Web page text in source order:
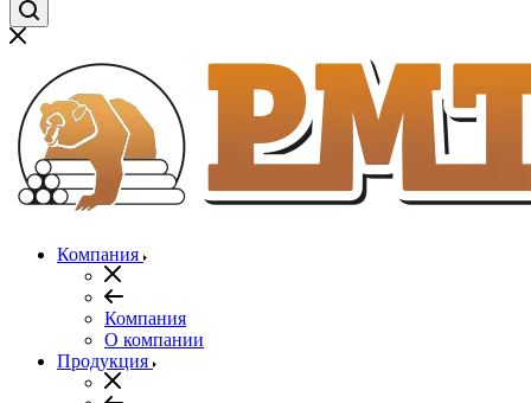
Компания
Компания
О компании
Продукция